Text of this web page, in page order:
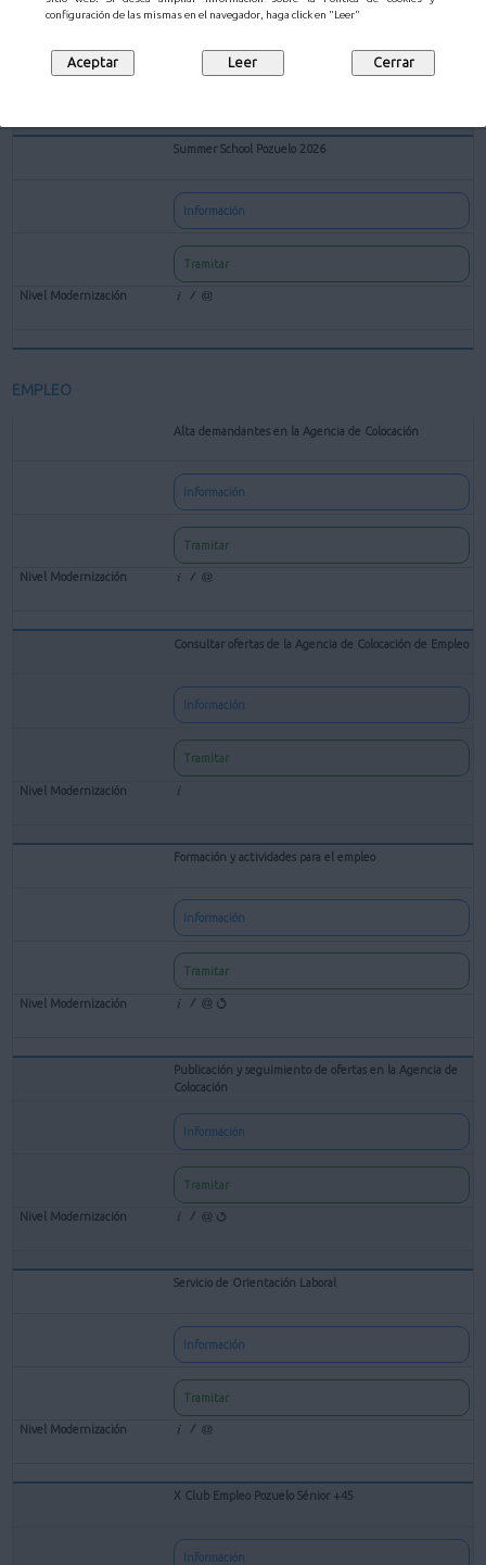
configuración de las mismas en el navegador, haga click en "Leer"
Tramitar
Summer School Pozuelo 2026
Información
Tramitar
EMPLEO
Alta demandantes en la Agencia de Colocación
Información
Tramitar
Consultar ofertas de la Agencia de Colocación de Empleo
Información
Tramitar
Formación y actividades para el empleo
Información
Tramitar
Publicación y seguimiento de ofertas en la Agencia de
Colocación
Información
Tramitar
Servicio de Orientación Laboral
Información
Tramitar
X Club Empleo Pozuelo Sénior +45
Información